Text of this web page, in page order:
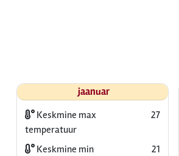
jaanuar
Keskmine max
temperatuur
27
Keskmine min
21